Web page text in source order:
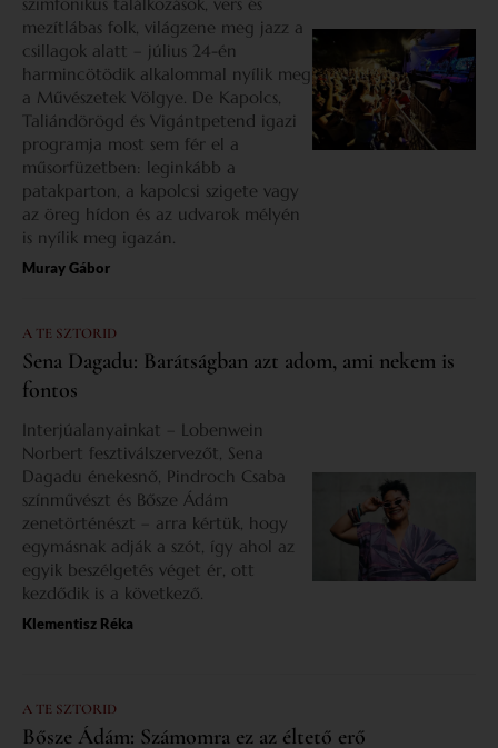
mezítlábas folk, világzene meg jazz a
csillagok alatt – július 24-én
harmincötödik alkalommal nyílik meg
a Művészetek Völgye. De Kapolcs,
Taliándörögd és Vigántpetend igazi
programja most sem fér el a
műsorfüzetben: leginkább a
patakparton, a kapolcsi szigete vagy
az öreg hídon és az udvarok mélyén
is nyílik meg igazán.
Muray Gábor
A TE SZTORID
Sena Dagadu: Barátságban azt adom, ami nekem is
fontos
Interjúalanyainkat – Lobenwein
Norbert fesztiválszervezőt, Sena
Dagadu énekesnő, Pindroch Csaba
színművészt és Bősze Ádám
zenetörténészt – arra kértük, hogy
egymásnak adják a szót, így ahol az
egyik beszélgetés véget ér, ott
kezdődik is a következő.
Klementisz Réka
A TE SZTORID
Bősze Ádám: Számomra ez az éltető erő